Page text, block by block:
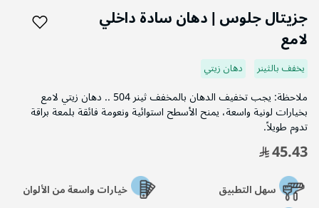
جزيتال جلوس | دهان سادة داخلي
لامع
يخفف بالثينر دهان زيتي
ملاحظة: يجب تخفيف الدهان بالمخفف ثينر 504 .. دهان زيتي لامع
بخيارات لونية واسعة، يمنح الأسطح استوائية ونعومة فائقة بلمعة براقة
تدوم طويلاً.
45.43
سهل التطبيق
خيارات واسعة من الألوان
إلى
بداية
معرض
الصور